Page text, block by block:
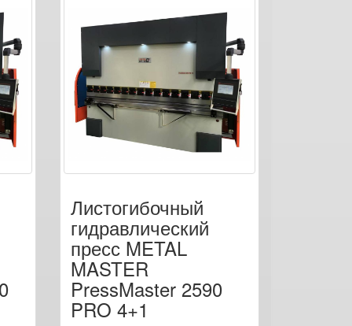
Листогибочный
гидравлический
пресс METAL
MASTER
PressMaster 2590
PRO 4+1